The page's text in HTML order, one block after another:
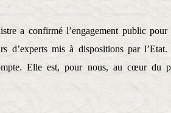
a confirmé l’engagement public
d’experts mis à dispositions par
Elle est, pour nous, au cœur du